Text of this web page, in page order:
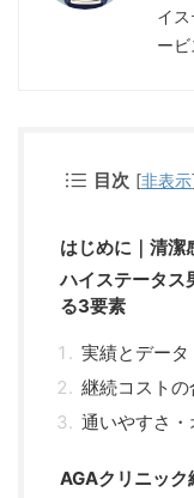
イ
ービ
目次 [非表示
はじめに｜清潔
ハイステータス
る3要素
実績とデータ
継続コストの
通いやすさ
AGAクリニック